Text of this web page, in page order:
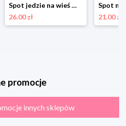
Spot jedzie na wieś Mamania
26.00 zł
21.00 zł
promocje
innych sklepów